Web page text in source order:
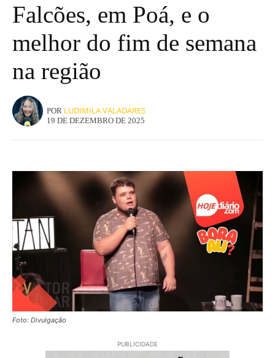
Falcões, em Poá, e o
melhor do fim de semana
na região
POR LUDIMILA VALADARES
19 DE DEZEMBRO DE 2025
Foto: Divulgação
PUBLICIDADE